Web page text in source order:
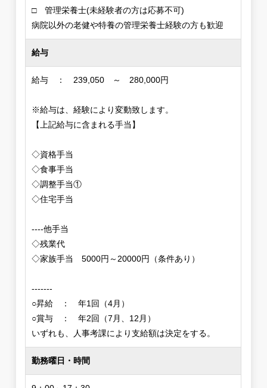
□ 管理栄養士(未経験者の方は応募不可)
病院以外の老健や特養の管理栄養士経験の方も歓迎
給与
給与 ： 239,050 ～ 280,000円
※給与は、経験により変動致します。
【上記給与に含まれる手当】
◇資格手当
◇食事手当
◇調整手当①
◇住宅手当
----他手当
◇残業代
◇家族手当 5000円～20000円（条件あり）
-------
○昇給 ： 年1回（4月）
○賞与 ： 年2回（7月、12月）
いずれも、人事考課により支給額は決定をする。
勤務曜日・時間